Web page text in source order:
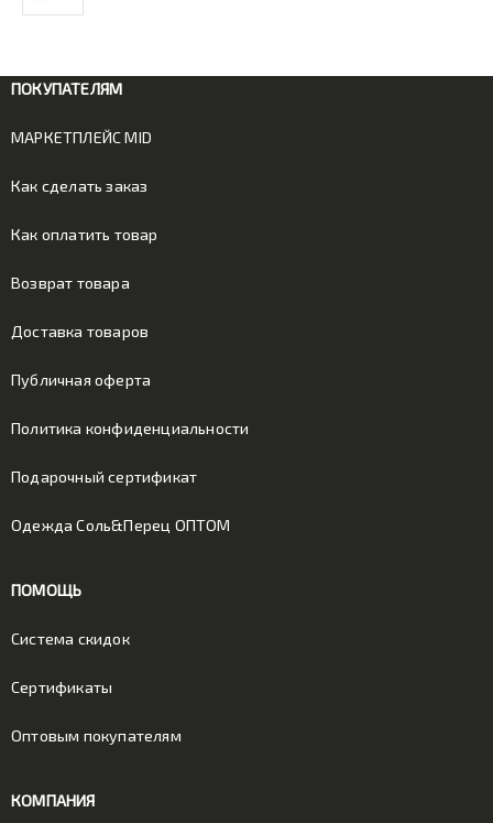
ПОКУПАТЕЛЯМ
МАРКЕТПЛЕЙС MID
Как сделать заказ
Как оплатить товар
Возврат товара
Доставка товаров
Публичная оферта
Политика конфиденциальности
Подарочный сертификат
Одежда Соль&Перец ОПТОМ
ПОМОЩЬ
Система скидок
Сертификаты
Оптовым покупателям
КОМПАНИЯ